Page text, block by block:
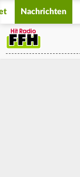
Nachrichten